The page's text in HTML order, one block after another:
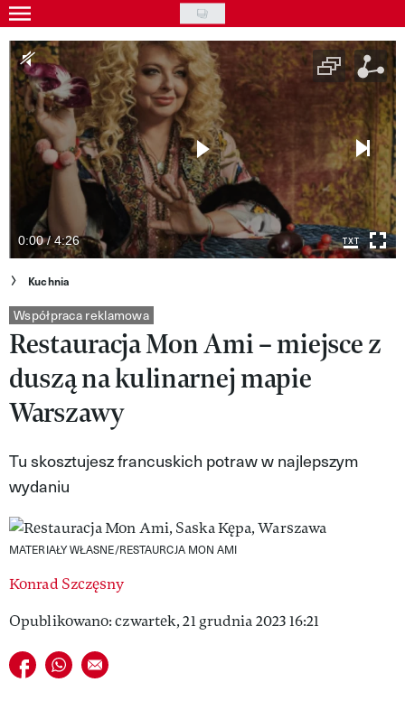
Skip
to
main
content
Gwiazdy
Ludzie
Moda
Uroda
Styl życia
Kultura
Wideo
Nasze akcje
VIVA!ART
VIVA!MODA
VIVA!LIFESTYLE
VIVA!MAN
MAGAZYN VIVA!
0:00 / 4:26
Kuchnia
Współpraca reklamowa
Restauracja Mon Ami – miejsce z
duszą na kulinarnej mapie
Warszawy
Tu skosztujesz francuskich potraw w najlepszym
wydaniu
MATERIAŁY WŁASNE/RESTAURCJA MON AMI
Konrad Szczęsny
Opublikowano: czwartek, 21 grudnia 2023 16:21
Udostępnij na facebook
Udostępnij na whatsapp
E-mail do przyjaciela